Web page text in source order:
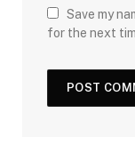
Save my
for the next